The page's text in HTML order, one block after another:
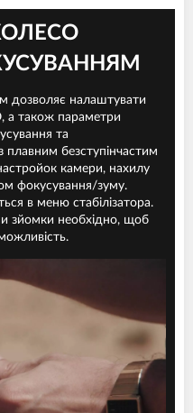
дозволяє налаштувати
а також параметри
та
безступінчастим
камери, нахилу
фокусування/зуму.
в меню стабілізатора.
зйомки необхідно, щоб